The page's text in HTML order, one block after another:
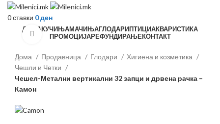
0ставки 0ден
ДОМАКУЧИЊАМАЧИЊАГЛОДАРИПТИЦИАКВАРИСТИКА
ПРОМОЦИЈАРЕФУНДИРАЊЕКОНТАКТ
Зголеми
Дома Продавница Глодари
Хигиена и козметика
Чешли и Четки
Чешел-Метални вертикални 32 запци и дрвена рачка –
Камон